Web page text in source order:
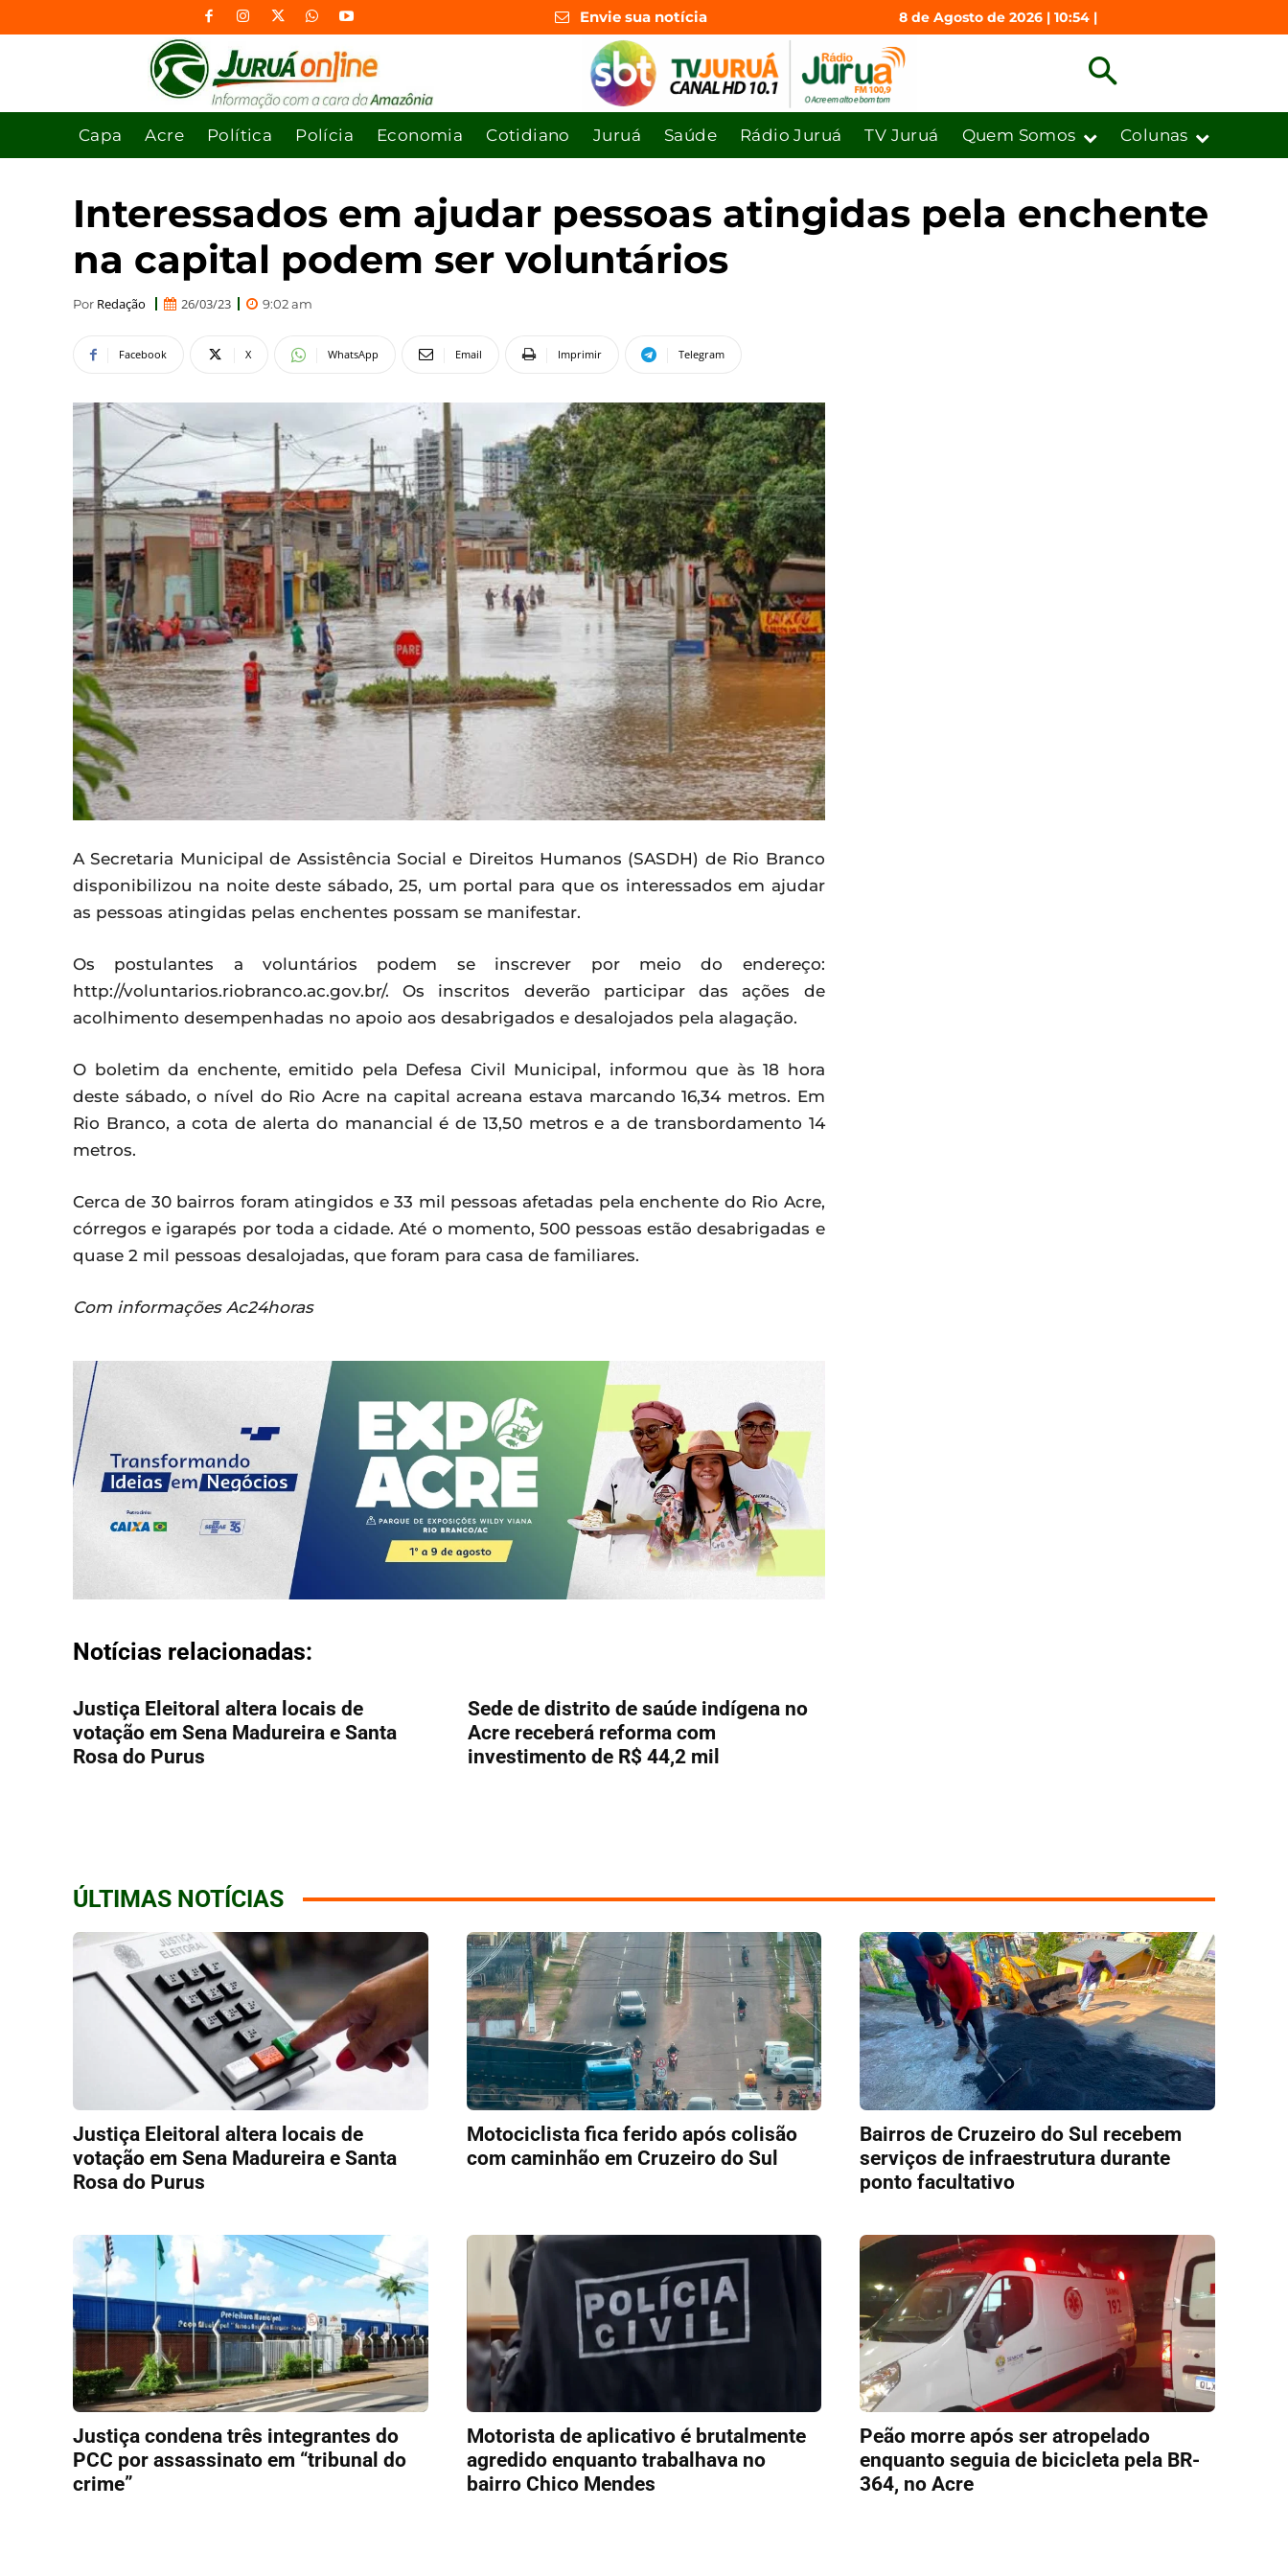
Envie sua notícia 8 de Agosto de 2026 | 10:54 |
Capa Acre Política Polícia Economia Cotidiano Juruá Saúde Rádio Juruá TV Juruá Quem Somos Colunas
Interessados em ajudar pessoas atingidas pela enchente
na capital podem ser voluntários
Por Redação 26/03/23 9:02 am
Facebook X WhatsApp Email Imprimir Telegram
A Secretaria Municipal de Assistência Social e Direitos Humanos (SASDH) de Rio Branco
disponibilizou na noite deste sábado, 25, um portal para que os interessados em ajudar
as pessoas atingidas pelas enchentes possam se manifestar.
Os postulantes a voluntários podem se inscrever por meio do endereço:
http://voluntarios.riobranco.ac.gov.br/. Os inscritos deverão participar das ações de
acolhimento desempenhadas no apoio aos desabrigados e desalojados pela alagação.
O boletim da enchente, emitido pela Defesa Civil Municipal, informou que às 18 hora
deste sábado, o nível do Rio Acre na capital acreana estava marcando 16,34 metros. Em
Rio Branco, a cota de alerta do manancial é de 13,50 metros e a de transbordamento 14
metros.
Cerca de 30 bairros foram atingidos e 33 mil pessoas afetadas pela enchente do Rio Acre,
córregos e igarapés por toda a cidade. Até o momento, 500 pessoas estão desabrigadas e
quase 2 mil pessoas desalojadas, que foram para casa de familiares.
Com informações Ac24horas
Notícias relacionadas:
Justiça Eleitoral altera locais de
votação em Sena Madureira e Santa
Rosa do Purus
Sede de distrito de saúde indígena no
Acre receberá reforma com
investimento de R$ 44,2 mil
ÚLTIMAS NOTÍCIAS
Justiça Eleitoral altera locais de
votação em Sena Madureira e Santa
Rosa do Purus
Motociclista fica ferido após colisão
com caminhão em Cruzeiro do Sul
Bairros de Cruzeiro do Sul recebem
serviços de infraestrutura durante
ponto facultativo
Justiça condena três integrantes do
PCC por assassinato em “tribunal do
crime”
Motorista de aplicativo é brutalmente
agredido enquanto trabalhava no
bairro Chico Mendes
Peão morre após ser atropelado
enquanto seguia de bicicleta pela BR-
364, no Acre